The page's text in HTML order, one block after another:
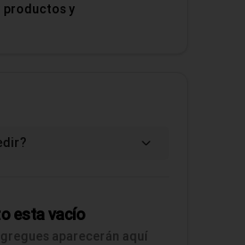
productos y
esta vacío
aparecerán aquí